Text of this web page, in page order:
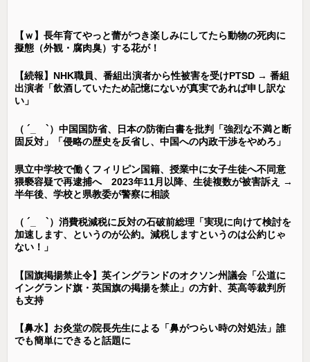
【ｗ】長年育てやっと蕾がつき楽しみにしてたら動物の死肉に
擬態（外観・腐肉臭）する花が！
【続報】NHK職員、番組出演者から性被害を受けPTSD → 番組
出演者「飲酒していたため記憶にないが真実であれば申し訳な
い」
（ ´_ゝ`）中国国防省、日本の防衛白書を批判「強烈な不満と断
固反対」「侵略の歴史を反省し、中国への内政干渉をやめろ」
県立中学校で働くフィリピン国籍、授業中に女子生徒へ不同意
猥褻容疑で再逮捕へ 2023年11月以降、生徒複数が被害訴え →
半年後、学校と県教委が警察に相談
（ ´_ゝ`）消費税減税に反対の石破前総理「実現に向けて検討を
加速します、というのが公約。減税しますというのは公約じゃ
ない！」
【国旗掲揚禁止令】英イングランドのオクソン州議会「公道に
イングランド旗・英国旗の掲揚を禁止」の方針、英高等裁判所
も支持
【鼻水】お灸堂の院長先生による「鼻がつらい時の対処法」誰
でも簡単にできると話題に